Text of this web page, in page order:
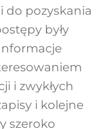
do pozyskania
były
i zwykłych
i kolejne
szeroko